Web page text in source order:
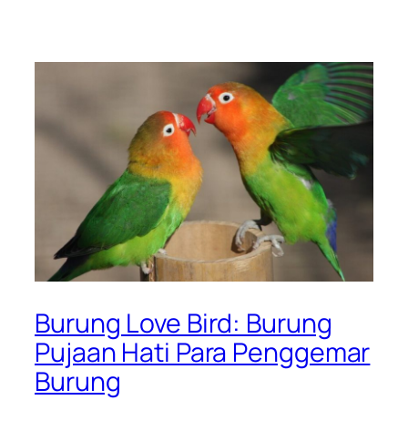
Burung Love Bird: Burung
Pujaan Hati Para Penggemar
Burung